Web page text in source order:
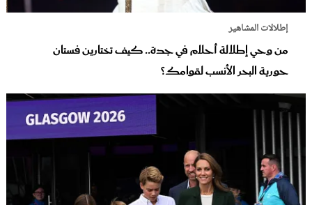
إطلالات المشاهير
من وحي إطلالة أحلام في جدة.. كيف تختارين فستان
حورية البحر الأنسب لقوامك؟